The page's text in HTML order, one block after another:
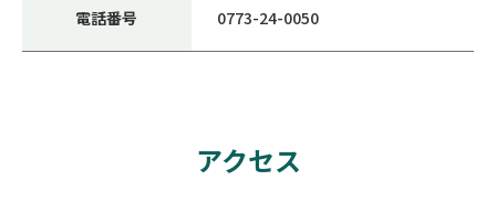
電話番号 0773-24-0050
アクセス